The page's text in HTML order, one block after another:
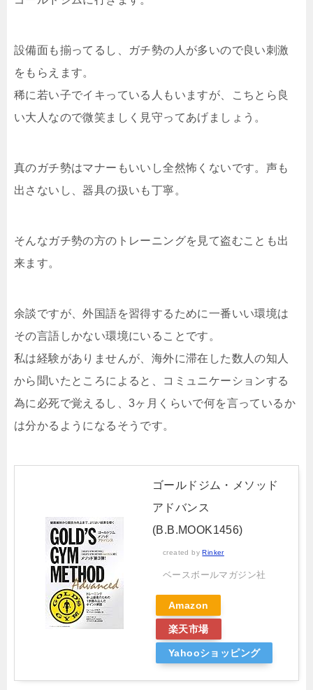
設備面も揃ってるし、ガチ勢の人が多いので良い刺激
をもらえます。
稀に若い子でイキっている人もいますが、こちとら良
い大人なので微笑ましく見守ってあげましょう。
真のガチ勢はマナーもいいし全然怖くないです。声も
出さないし、器具の扱いも丁寧。
そんなガチ勢の方のトレーニングを見て盗むことも出
来ます。
余談ですが、外国語を習得するために一番いい環境は
その言語しかない環境にいることです。
私は経験がありませんが、海外に滞在した数人の知人
から聞いたところによると、コミュニケーションする
為に必死で覚えるし、3ヶ月くらいで何を言っているか
は分かるようになるそうです。
ゴールドジム・メソッド
アドバンス
(B.B.MOOK1456)
created byRinker
ベースボールマガジン社
Amazon
楽天市場
Yahooショッピング